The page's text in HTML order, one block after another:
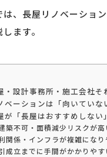
は、長屋リノベーショ
ます。
・設計事務所・施工会社そ
ベーションは「向いていな
が「長屋はおすすめしない
築不可・面積減少リスクが高
関係・インフラが複雑になり
成立までに手間がかかりやす